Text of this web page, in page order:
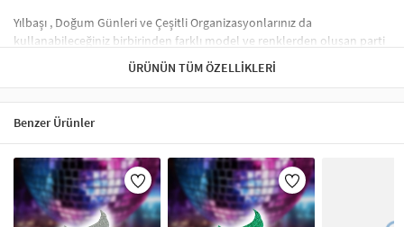
Yılbaşı , Doğum Günleri ve Çeşitli Organizasyonlarınız da
kullanabileceğiniz birbirinden farklı model ve renklerden oluşan parti
maskelerimiz ile partileriniz daha da eğlenceli bir hal alacak.
Simli evadan üretildiği üzere azda olsa sim dökülmeleri yaşanacaktır.
İnce Lastik İp ile kolay kullanım sağlamaktadır.
Baş çevrenize göre dilediğiniz gibi ayarlayabilirsiniz.
Parti Maskeleri – Eğlenceli ve Şık Tasarımlar
Parti maskeleri, doğum günü, kostüm partileri, karnavallar ve maskeli
balolar gibi etkinliklerde popüler aksesuarlardır. Özellikle
maskeleri,simli maskelervetüylü maskelergibi çeşitler, partilerinize
ÜRÜNÜN TÜM ÖZELLIKLERI
Benzer Ürünler